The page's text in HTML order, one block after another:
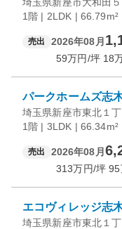
1階 | 2LDK | 66.79m²
売出 2026年08月
59万円/坪 18
パークホームズ志
埼玉県新座市東北１丁
1階 | 3LDK | 66.34m²
売出 2026年08月
313万円/坪 95
エコヴィレッジ志
埼玉県新座市東北１